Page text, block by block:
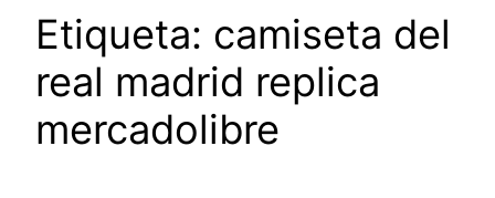
Etiqueta: camiseta del
real madrid replica
mercadolibre